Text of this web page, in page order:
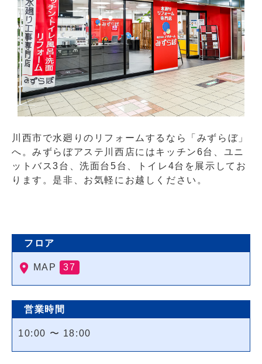
川西市で水廻りのリフォームするなら「みずらぼ」
へ。みずらぼアステ川西店にはキッチン6台、ユニ
ットバス3台、洗面台5台、トイレ4台を展示してお
ります。是非、お気軽にお越しください。
フロア
MAP 37
営業時間
10:00 〜 18:00